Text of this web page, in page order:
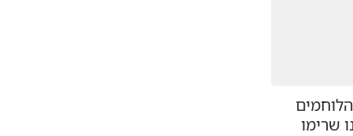
שרימו